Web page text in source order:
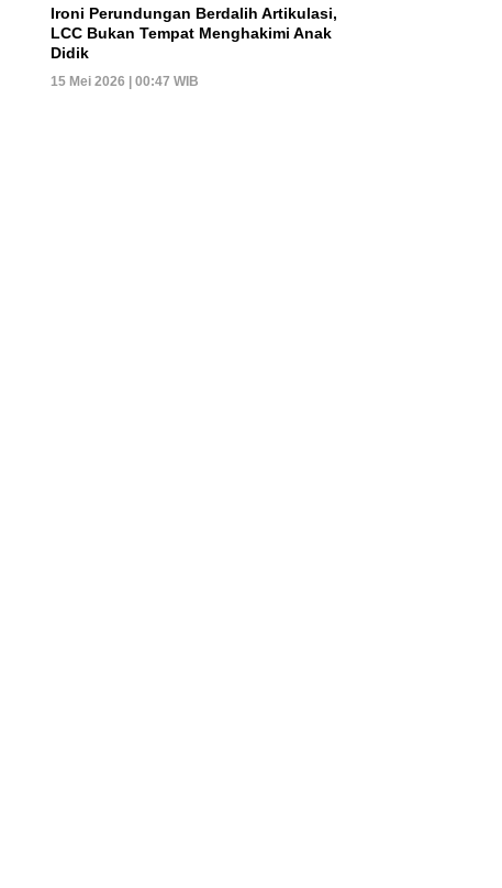
Ironi Perundungan Berdalih Artikulasi,
LCC Bukan Tempat Menghakimi Anak
Didik
15 Mei 2026 | 00:47 WIB